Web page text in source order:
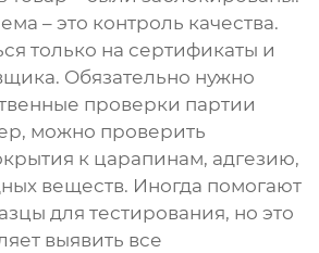
– это контроль качества.
только на сертификаты и
Обязательно нужно
проверки партии
можно проверить
к царапинам, адгезию,
веществ. Иногда помогают
для тестирования, но это
выявить все